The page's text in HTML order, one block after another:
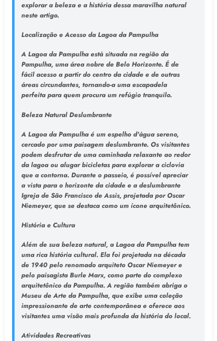
explorar a beleza e a história dessa maravilha natural
neste artigo.
Localização e Acesso da Lagoa da Pampulha
A Lagoa da Pampulha está situada na região da
Pampulha, uma área nobre de Belo Horizonte. É de
fácil acesso a partir do centro da cidade e de outras
áreas circundantes, tornando-a uma escapadela
perfeita para quem procura um refúgio tranquilo.
Beleza Natural Deslumbrante
A Lagoa da Pampulha é um espelho d'água sereno,
cercado por uma paisagem deslumbrante. Os visitantes
podem desfrutar de uma caminhada relaxante ao redor
da lagoa ou alugar bicicletas para explorar a ciclovia
que a contorna. Durante o passeio, é possível apreciar
a vista para o horizonte da cidade e a deslumbrante
Igreja de São Francisco de Assis, projetada por Oscar
Niemeyer, que se destaca como um ícone arquitetônico.
História e Cultura
Além de sua beleza natural, a Lagoa da Pampulha tem
uma rica história cultural. Ela foi projetada na década
de 1940 pelo renomado arquiteto Oscar Niemeyer e
pelo paisagista Burle Marx, como parte do complexo
arquitetônico da Pampulha. A região também abriga o
Museu de Arte da Pampulha, que exibe uma coleção
impressionante de arte contemporânea e oferece aos
visitantes uma visão mais profunda da história do local.
Atividades Recreativas